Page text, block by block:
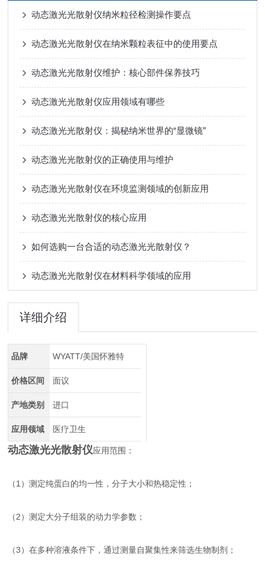
动态激光光散射仪纳米粒径检测操作要点
动态激光光散射仪在纳米颗粒表征中的使用要点
动态激光光散射仪维护：核心部件保养技巧
动态激光光散射仪应用领域有哪些
动态激光光散射仪：揭秘纳米世界的“显微镜”
动态激光光散射仪的正确使用与维护
动态激光光散射仪在环境监测领域的创新应用
动态激光光散射仪的核心应用
如何选购一台合适的动态激光光散射仪？
动态激光光散射仪在材料科学领域的应用
详细介绍
品牌 WYATT/美国怀雅特
价格区间 面议
产地类别 进口
应用领域 医疗卫生
动态激光光散射仪应用范围：
（1）测定纯蛋白的均一性，分子大小和热稳定性；
（2）测定大分子组装的动力学参数；
（3）在多种溶液条件下，通过测量自聚集性来筛选生物制剂；